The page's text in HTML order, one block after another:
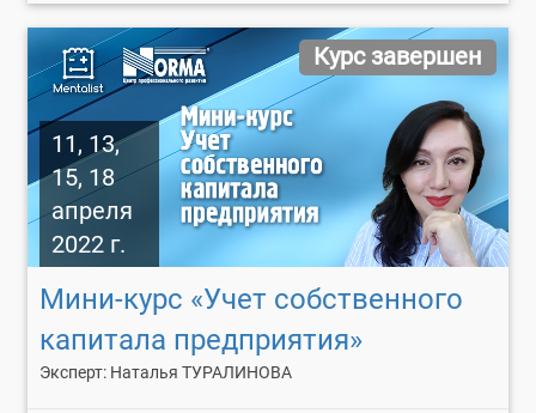
11, 13,
15, 18
апреля
2022 г.
Курс завершен
Мини-курс «Учет собственного
капитала предприятия»
Эксперт: Наталья ТУРАЛИНОВА